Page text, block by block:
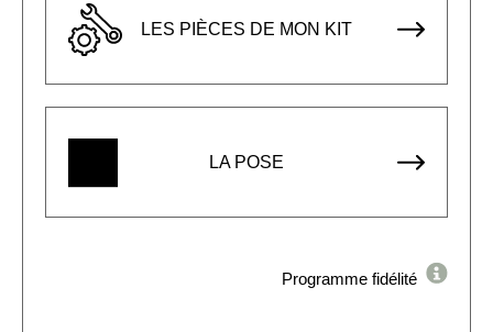
LES PIÈCES DE MON KIT
LA POSE
Programme fidélité